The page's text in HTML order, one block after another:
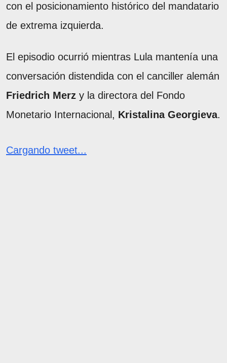
con el posicionamiento histórico del mandatario
de extrema izquierda.
El episodio ocurrió mientras Lula mantenía una
conversación distendida con el canciller alemán
Friedrich Merz y la directora del Fondo
Monetario Internacional, Kristalina Georgieva.
Cargando tweet...